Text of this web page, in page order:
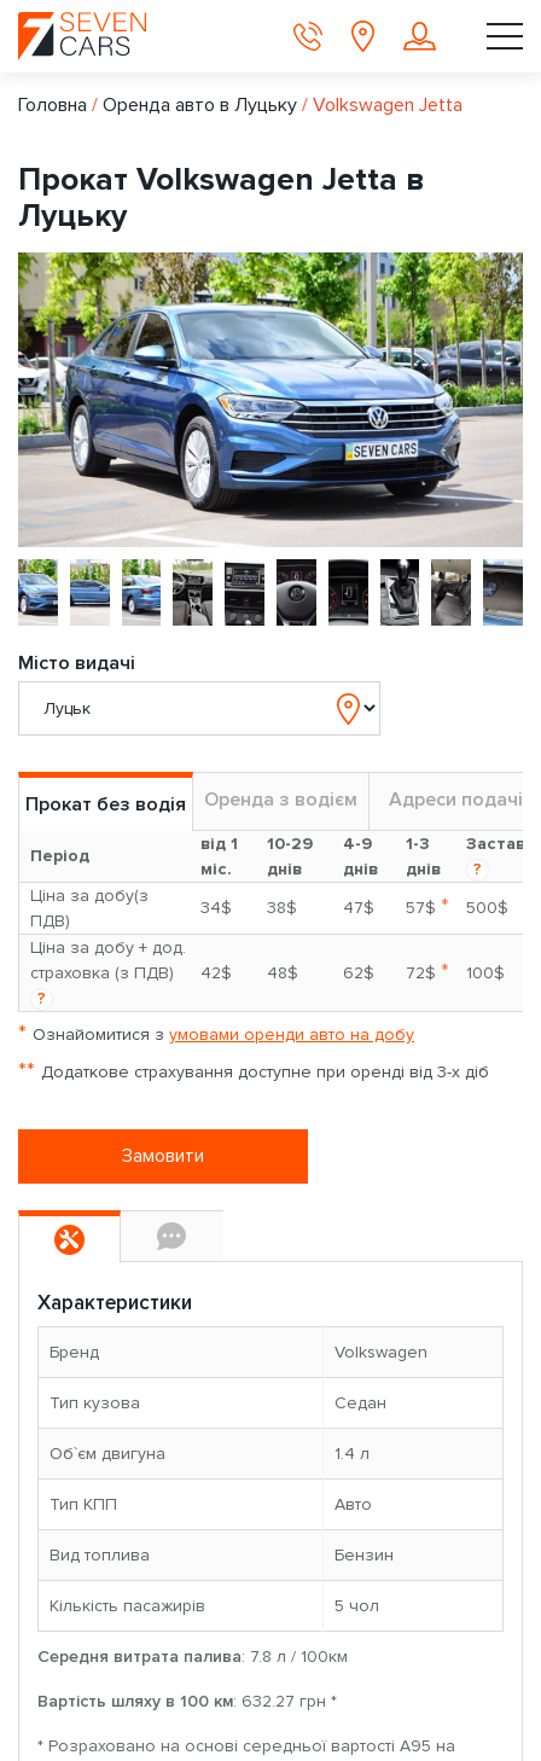
Головна / Оренда авто в Луцьку / Volkswagen Jetta
Прокат Volkswagen Jetta в
Луцьку
Місто видачі
Прокат без водія Оренда з водієм Адреси подачі
Період
від 1
міс.
10-29
днів
4-9
днів
1-3
днів
Застава
?
Ціна за добу(з
ПДВ)
34$ 38$ 47$ 57$ *
500$
Ціна за добу + дод.
страховка (з ПДВ)
?
42$ 48$ 62$ 72$ * 100$
* Ознайомитися з умовами оренди авто на добу
** Додаткове страхування доступне при оренді від 3-х діб
Замовити
Характеристики
Бренд Volkswagen
Тип кузова Седан
Об`єм двигуна 1.4 л
Тип КПП Авто
Вид топлива Бензин
Кількість пасажирів 5 чoл
Середня витрата палива: 7.8 л / 100км
Вартість шляху в 100 км: 632.27 грн *
* Розраховано на основі середньої вартості A95 на